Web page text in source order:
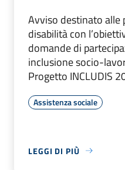
Avviso destinato alle
disabilità con
domande di
inclusione socio-
Progetto INCLUDIS
Assistenza sociale
LEGGI DI PIÙ